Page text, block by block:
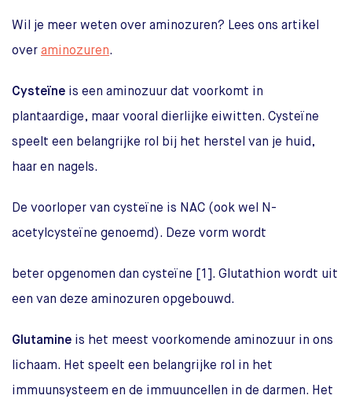
Wil je meer weten over aminozuren? Lees ons artikel
over aminozuren.
Cysteïne is een aminozuur dat voorkomt in
plantaardige, maar vooral dierlijke eiwitten. Cysteïne
speelt een belangrijke rol bij het herstel van je huid,
haar en nagels.
De voorloper van cysteïne is NAC (ook wel N-
acetylcysteïne genoemd). Deze vorm wordt
beter opgenomen dan cysteïne [1]. Glutathion wordt uit
een van deze aminozuren opgebouwd.
Glutamine is het meest voorkomende aminozuur in ons
lichaam. Het speelt een belangrijke rol in het
immuunsysteem en de immuuncellen in de darmen. Het